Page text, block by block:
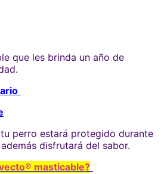
que les brinda un año de
perro estará protegido durante
disfrutará del sabor.
masticable?